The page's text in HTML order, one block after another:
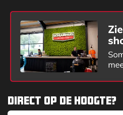
Direct op de hoogte?